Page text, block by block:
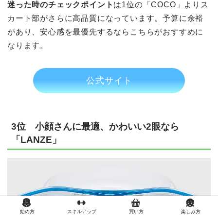
迷った時のチェックポイント は1位の「COCO」よりス
カート部がさらに高品質になっています。予算に余裕
があり、安心感を最優先するならこちらがおすすめに
なります。
公式サイト
3位 小顔さんに最適、かわいい2眼なら
「LANZE」
始め方 スキルアップ 買い方 楽しみ方